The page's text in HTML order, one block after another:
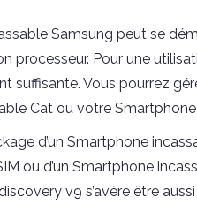
Samsung peut se
processeur. Pour une
suffisante. Vous pourrez
Cat ou votre
d’un Smartphone
ou d’un Smartphone
v9 s’avère être